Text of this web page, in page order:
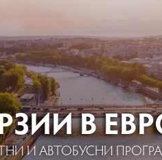
ЗАПИСВАНИЯ ЛЯТО 2023
ПО
ПРОГРАМИ
ПРОГРАМИ
В
И АВТОБУСНИ
ЗАПИСВАНИЯ ЛЯТО 2023
ЗАПИСВАНИЯ ЛЯТО 2023
ПО
ПРОГРАМИ